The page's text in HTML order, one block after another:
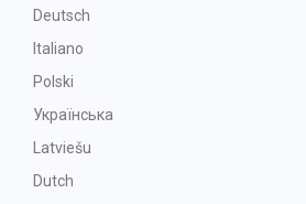
Deutsch
Italiano
Polski
Українська
Latviešu
Dutch